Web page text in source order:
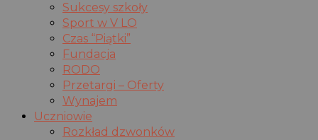
Sukcesy szkoły
Sport w V LO
Czas “Piątki”
Fundacja
RODO
Przetargi – Oferty
Wynajem
Uczniowie
Rozkład dzwonków